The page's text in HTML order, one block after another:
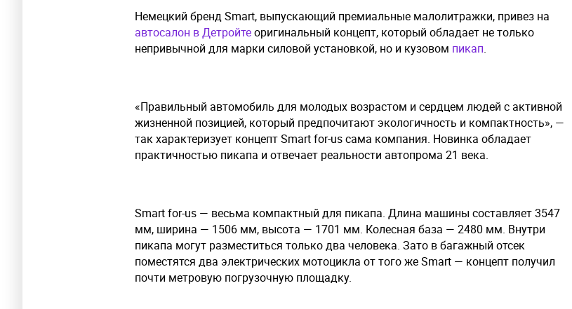
Немецкий бренд Smart, выпускающий премиальные малолитражки, привез на
автосалон в Детройтеоригинальный концепт, который обладает не только
непривычной для марки силовой установкой, но и кузовом пикап.
«Правильный автомобиль для молодых возрастом и сердцем людей с активной
жизненной позицией, который предпочитают экологичность и компактность», —
так характеризует концепт Smart for-us сама компания. Новинка обладает
практичностью пикапа и отвечает реальности автопрома 21 века.
Smart for-us — весьма компактный для пикапа. Длина машины составляет 3547
мм, ширина — 1506 мм, высота — 1701 мм. Колесная база — 2480 мм. Внутри
пикапа могут разместиться только два человека. Зато в багажный отсек
поместятся два электрических мотоцикла от того же Smart — концепт получил
почти метровую погрузочную площадку.